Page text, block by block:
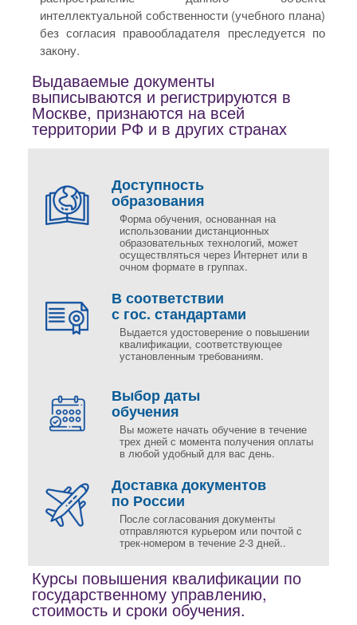
интеллектуальной собственности (учебного плана)
без согласия правообладателя преследуется по
закону.
Выдаваемые документы
выписываются и регистрируются в
Москве, признаются на всей
территории РФ и в других странах
Доступность
образования
Форма обучения, основанная на
использовании дистанционных
образовательных технологий, может
осуществляться через Интернет или в
очном формате в группах.
В соответствии
с гос. стандартами
Выдается удостоверение о повышении
квалификации, соответствующее
установленным требованиям.
Выбор даты
обучения
Вы можете начать обучение в течение
трех дней с момента получения оплаты
в любой удобный для вас день.
Доставка документов
по России
После согласования документы
отправляются курьером или почтой с
трек-номером в течение 2-3 дней..
Курсы повышения квалификации по
государственному управлению,
стоимость и сроки обучения.